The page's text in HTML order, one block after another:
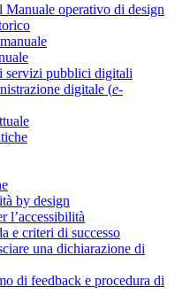
Manuale operativo di design
servizi pubblici digitali
digitale (e-
by design
l’accessibilità
e criteri di successo
una dichiarazione di
di feedback e procedura di